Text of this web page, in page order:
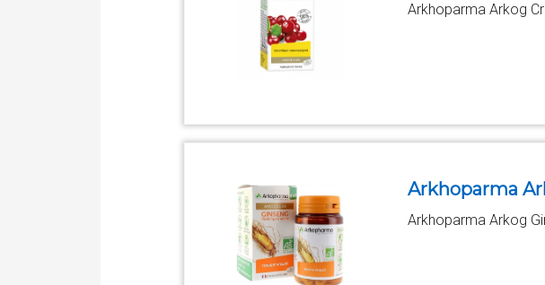
Arkhoparma Arkog
Arkhoparma
Arkhoparma Arkog